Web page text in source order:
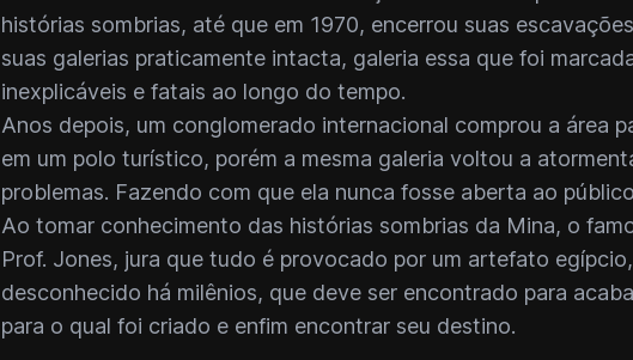
histórias sombrias, até que em 1970, encerrou suas
suas galerias praticamente intacta, galeria essa que foi
inexplicáveis e fatais ao longo do tempo.
Anos depois, um conglomerado internacional comprou a área
em um polo turístico, porém a mesma galeria voltou a
problemas. Fazendo com que ela nunca fosse aberta ao
Ao tomar conhecimento das histórias sombrias da Mina, o
Prof. Jones, jura que tudo é provocado por um artefato
desconhecido há milênios, que deve ser encontrado para
para o qual foi criado e enfim encontrar seu destino.